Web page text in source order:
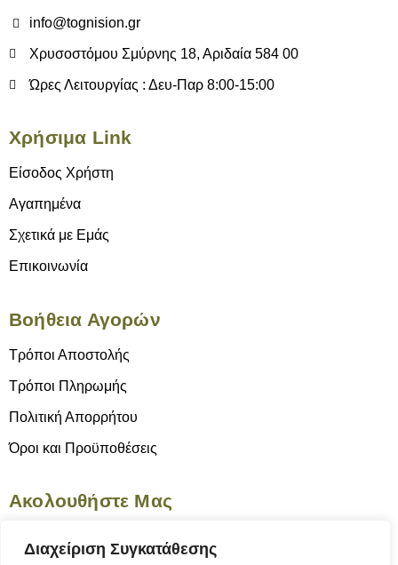
Διαχείριση Συγκατάθεσης
info@tognision.gr
Χρυσοστόμου Σμύρνης 18, Αριδαία 584 00
Ώρες Λειτουργίας : Δευ-Παρ 8:00-15:00
Χρήσιμα Link
Είσοδος Χρήστη
Αγαπημένα
Σχετικά με Εμάς
Επικοινωνία
Βοήθεια Αγορών
Τρόποι Αποστολής
Τρόποι Πληρωμής
Πολιτική Απορρήτου
Όροι και Προϋποθέσεις
Ακολουθήστε Μας